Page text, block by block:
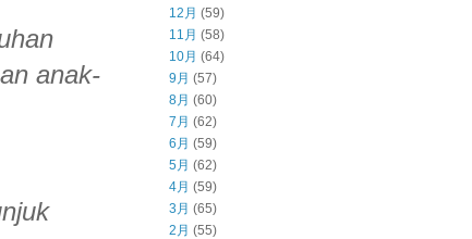
anak-
12月 (59)
11月 (58)
10月 (64)
9月 (57)
8月 (60)
7月 (62)
6月 (59)
5月 (62)
4月 (59)
3月 (65)
2月 (55)